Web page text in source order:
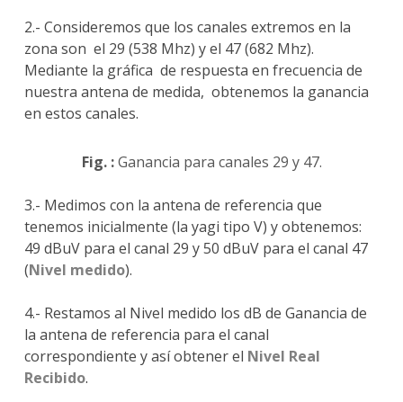
2.- Consideremos que los canales extremos en la
zona son el 29 (538 Mhz) y el 47 (682 Mhz).
Mediante la gráfica de respuesta en frecuencia de
nuestra antena de medida, obtenemos la ganancia
en estos canales.
Fig. :Ganancia para canales 29 y 47.
3.- Medimos con la antena de referencia que
tenemos inicialmente (la yagi tipo V) y obtenemos:
49 dBuV para el canal 29 y 50 dBuV para el canal 47
(Nivel medido).
4.- Restamos al Nivel medido los dB de Ganancia de
la antena de referencia para el canal
correspondiente y así obtener el Nivel Real
Recibido.